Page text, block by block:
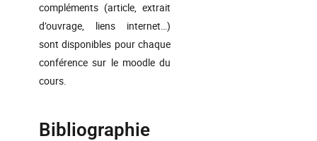
compléments (article, extrait
d’ouvrage, liens internet…)
sont disponibles pour chaque
conférence sur le moodle du
cours.
Bibliographie